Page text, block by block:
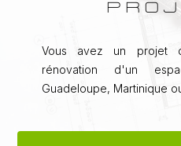
Vous avez un projet
rénovation d'un
Guadeloupe, Martinique